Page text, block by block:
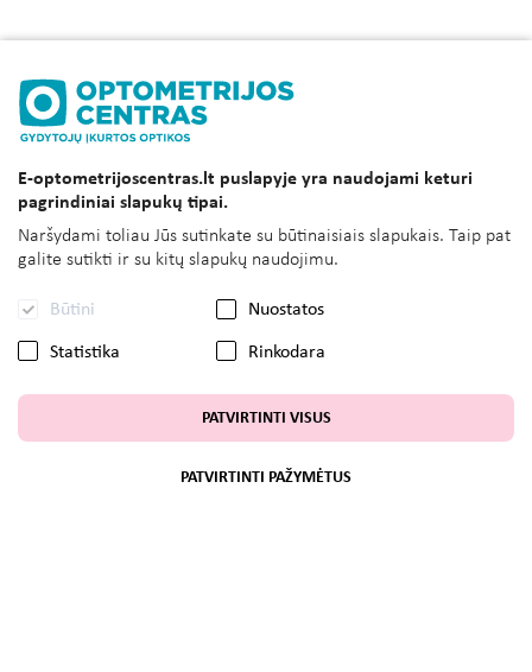
E-optometrijoscentras.lt puslapyje yra naudojami keturi
pagrindiniai slapukų tipai.
Naršydami toliau Jūs sutinkate su būtinaisiais slapukais. Taip pat
galite sutikti ir su kitų slapukų naudojimu.
Būtini Nuostatos
Statistika Rinkodara
PATVIRTINTI VISUS
PATVIRTINTI PAŽYMĖTUS